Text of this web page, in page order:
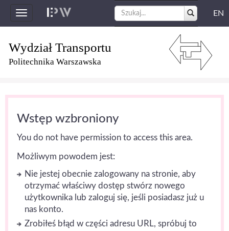
Toggle
navigation
EN
Wydział Transportu
Politechnika Warszawska
Wstęp wzbroniony
You do not have permission to access this area.
Możliwym powodem jest:
Nie jestej obecnie zalogowany na stronie, aby
otrzymać właściwy dostęp stwórz nowego
użytkownika lub zaloguj się, jeśli posiadasz już u
nas konto.
Zrobiłeś błąd w części adresu URL, spróbuj to